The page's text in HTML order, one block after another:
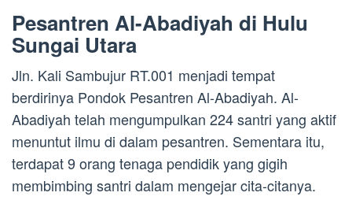
Pesantren Al-Abadiyah di Hulu
Sungai Utara
Jln. Kali Sambujur RT.001 menjadi tempat
berdirinya Pondok Pesantren Al-Abadiyah. Al-
Abadiyah telah mengumpulkan 224 santri yang aktif
menuntut ilmu di dalam pesantren. Sementara itu,
terdapat 9 orang tenaga pendidik yang gigih
membimbing santri dalam mengejar cita-citanya.